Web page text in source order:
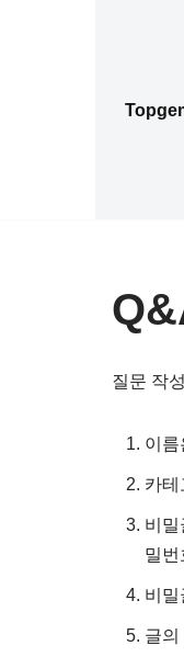
질문 작
이름
카테
비밀
밀번
비밀
글의